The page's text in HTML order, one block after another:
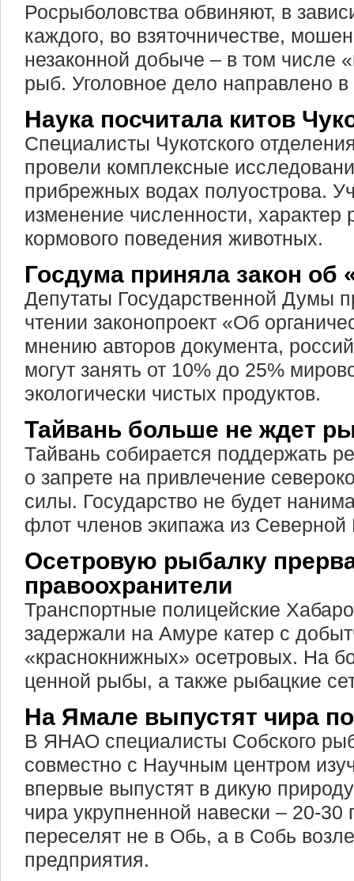
Росрыболовства обвиняют, в
каждого, во взяточничестве,
незаконной добыче – в том числе
рыб. Уголовное дело направлено в
Наука посчитала китов
Специалисты Чукотского
провели комплексные
прибрежных водах полуострова.
изменение численности, характер
кормового поведения животных.
Госдума приняла закон об
Депутаты Государственной Думы
чтении законопроект «Об
мнению авторов документа,
могут занять от 10% до 25%
экологически чистых продуктов.
Тайвань больше не ждет
Тайвань собирается поддержать
о запрете на привлечение
силы. Государство не будет
флот членов экипажа из Северной
Осетровую рыбалку
правоохранители
Транспортные полицейские
задержали на Амуре катер с
«краснокнижных» осетровых. На
ценной рыбы, а также рыбацкие
На Ямале выпустят чира
В ЯНАО специалисты Собского
совместно с Научным центром
впервые выпустят в дикую
чира укрупненной навески – 20-30
переселят не в Обь, а в Собь
предприятия.